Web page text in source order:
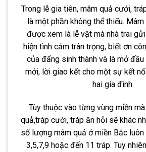
Trong lễ gia tiên, mâm quả cưới,
là một phần không thể thiếu.
được xem là lễ vật mà nhà trai
hiện tình cảm trân trọng, biết ơn
của đấng sinh thành và là mở đầu
mới, lời giao kết cho một sự kết
hai gia đình.
Tùy thuộc vào từng vùng miền
quả,tráp cưới, tráp ăn hỏi sẽ khác
số lượng mâm quả ở miền Bắc
3,5,7,9 hoặc đến 11 tráp. Tuy